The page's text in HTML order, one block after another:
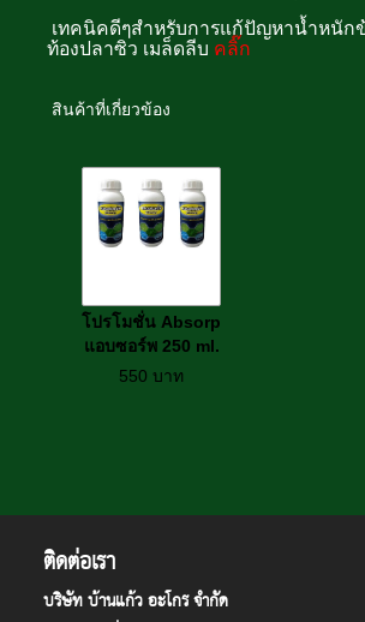
เทคนิคดีๆสำหรับการแก้ปัญหาน้ำหนัก
ท้องปลาซิว เมล็ดลีบ คลิ๊ก
สินค้าที่เกี่ยวข้อง
โปรโมชั่น Absorp
แอบซอร์พ 250 ml.
3 ขวด
550 บาท
ติดต่อเรา
บริษัท บ้านแก้ว อะโกร จำกัด